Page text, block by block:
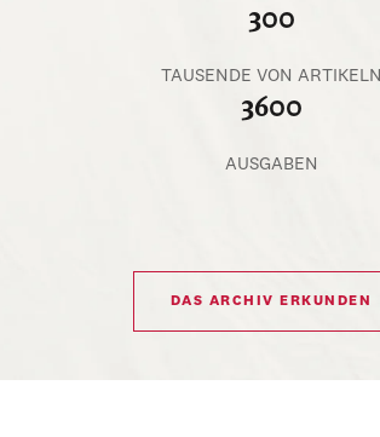
300
TAUSENDE VON ARTIKELN
3600
AUSGABEN
DAS ARCHIV ERKUNDEN